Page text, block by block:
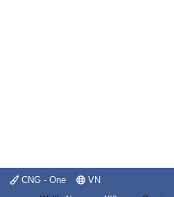
CNG - One VN